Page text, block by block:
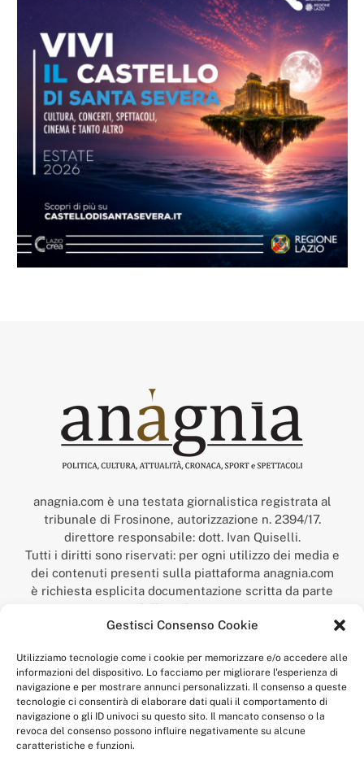
Gestisci Consenso Cookie
Utilizziamo tecnologie come i cookie per memorizzare e/o accedere alle
informazioni del dispositivo. Lo facciamo per migliorare l'esperienza di
navigazione e per mostrare annunci personalizzati. Il consenso a queste
tecnologie ci consentirà di elaborare dati quali il comportamento di
navigazione o gli ID univoci su questo sito. Il mancato consenso o la
revoca del consenso possono influire negativamente su alcune
caratteristiche e funzioni.
anagnia.com è una testata giornalistica registrata al
tribunale di Frosinone, autorizzazione n. 2394/17.
direttore responsabile: dott. Ivan Quiselli.
Tutti i diritti sono riservati: per ogni utilizzo dei media e
dei contenuti presenti sulla piattaforma anagnia.com
è richiesta esplicita documentazione scritta da parte
della redazione.
“Anagnia” è un marchio registrato presso l’Ufficio Italiano
Economico,
num. registrazione: 302017000014044 del 9 febbraio 2017.
Per contatti:redazione@anagnia.com